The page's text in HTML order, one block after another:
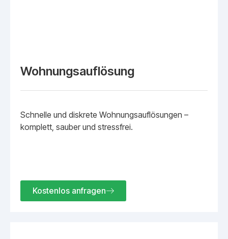
Wohnungsauflösung
Schnelle und diskrete Wohnungsauflösungen –
komplett, sauber und stressfrei.
Kostenlos anfragen